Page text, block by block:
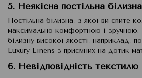
5. Неякісна постільна білизна
Постільна білизна, з якої ви спите
максимально комфортною і зручною.
білизну високої якості, наприклад,
Luxury Linens з приємних на дотик
6. Невідповідність